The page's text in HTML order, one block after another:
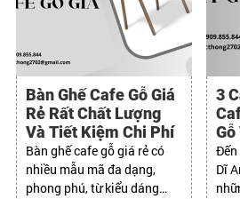
Bàn Ghế Cafe Gỗ Giá
Rẻ Rất Chất Lượng
Và Tiết Kiệm Chi Phí
Bàn ghế cafe gỗ giá rẻ có
nhiều mẫu mã đa dạng,
phong phú, từ kiểu dáng
3
Đến
Dĩ